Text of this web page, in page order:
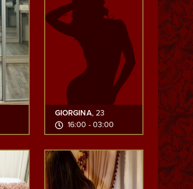
GIORGINA, 23
16:00 - 03:00